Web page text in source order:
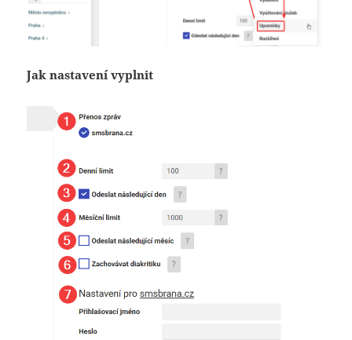
Jak nastavení vyplnit